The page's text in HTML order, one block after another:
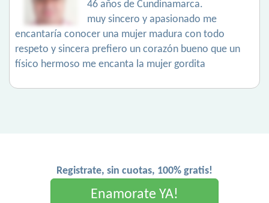
46 años de Cundinamarca.
muy sincero y apasionado me
encantaría conocer una mujer madura con todo
respeto y sincera prefiero un corazón bueno que un
físico hermoso me encanta la mujer gordita
Registrate, sin cuotas, 100% gratis!
Enamorate YA!